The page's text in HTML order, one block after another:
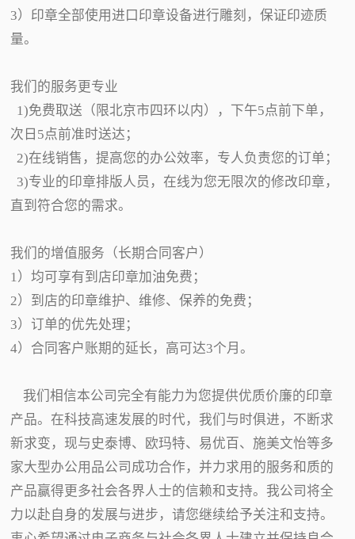
3）印章全部使用进口印章设备进行雕刻，保证印迹质
量。
我们的服务更专业
1)免费取送（限北京市四环以内），下午5点前下单，
次日5点前准时送达；
2)在线销售，提高您的办公效率，专人负责您的订单；
3)专业的印章排版人员，在线为您无限次的修改印章，
直到符合您的需求。
我们的增值服务（长期合同客户）
1）均可享有到店印章加油免费；
2）到店的印章维护、维修、保养的免费；
3）订单的优先处理；
4）合同客户账期的延长，高可达3个月。
我们相信本公司完全有能力为您提供优质价廉的印章
产品。在科技高速发展的时代，我们与时俱进，不断求
新求变，现与史泰博、欧玛特、易优百、施美文怡等多
家大型办公用品公司成功合作，并力求用的服务和质的
产品赢得更多社会各界人士的信赖和支持。我公司将全
力以赴自身的发展与进步，请您继续给予关注和支持。